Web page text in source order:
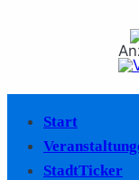
Start
StadtTicker